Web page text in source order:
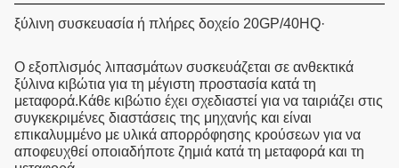
ξύλινη συσκευασία ή πλήρες δοχείο 20GP/40HQ·
Ο εξοπλισμός λιπασμάτων συσκευάζεται σε ανθεκτικά
ξύλινα κιβώτια για τη μέγιστη προστασία κατά τη
μεταφορά.Κάθε κιβώτιο έχει σχεδιαστεί για να ταιριάζει στις
συγκεκριμένες διαστάσεις της μηχανής και είναι
επικαλυμμένο με υλικά απορρόφησης κρούσεων για να
αποφευχθεί οποιαδήποτε ζημιά κατά τη μεταφορά και τη